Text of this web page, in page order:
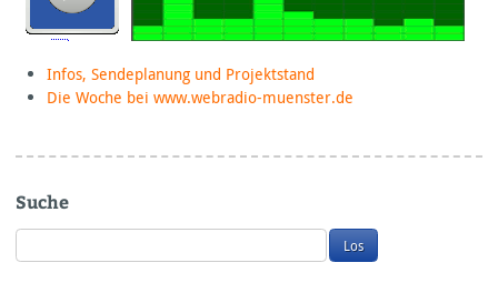
Infos, Sendeplanung und Projektstand
Die Woche bei www.webradio-muenster.de
Suche